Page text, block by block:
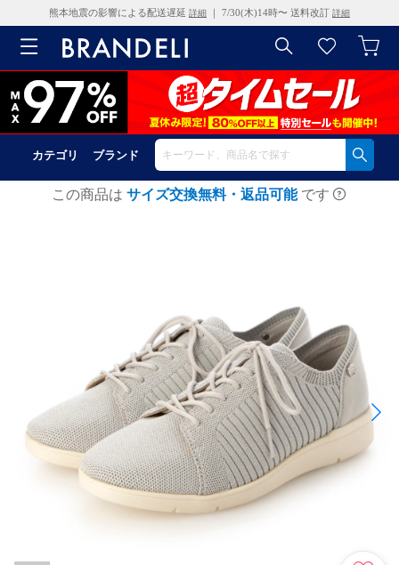
熊本地震の影響による配送遅延 詳細 ｜ 7/30(木)14時〜 送料改訂 詳細
カテゴリ ブランド
この商品は サイズ交換無料・返品可能 です